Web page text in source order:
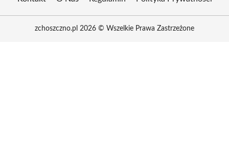
zchoszczno.pl 2026 © Wszelkie Prawa Zastrzeżone